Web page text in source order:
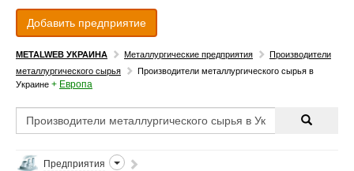
Добавить предприятие
METALWEB УКРАИНА Металлургические предприятия
Производители
металлургического сырья
Производители металлургического сырья в
Украине + Европа
Предприятия